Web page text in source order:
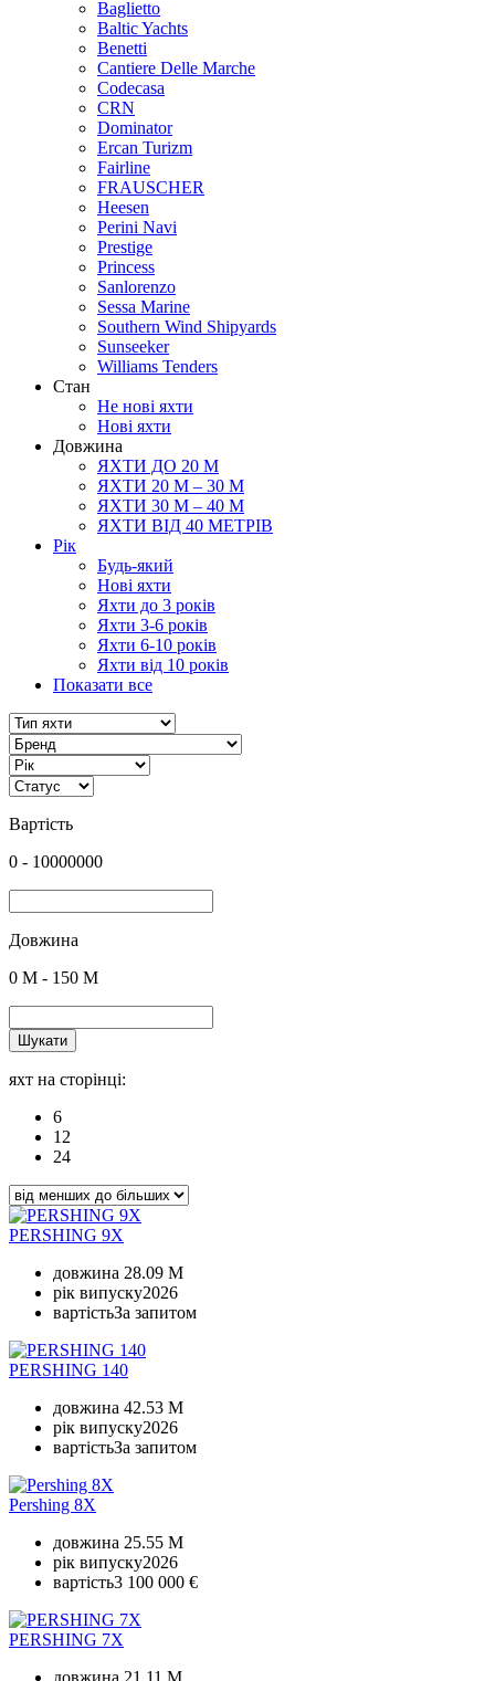
Baglietto
Baltic Yachts
Benetti
Сantiere Delle Marche
Codecasa
CRN
Dominator
Ercan Turizm
Fairline
FRAUSCHER
Heesen
Perini Navi
Prestige
Princess
Sanlorenzo
Sessa Marine
Southern Wind Shipyards
Sunseeker
Williams Tenders
Cтан
Не нові яхти
Нові яхти
Довжина
ЯХТИ ДО 20 М
ЯХТИ 20 М – 30 М
ЯХТИ 30 М – 40 М
ЯХТИ ВІД 40 МЕТРІВ
Рік
Будь-який
Нові яхти
Яхти до 3 років
Яхти 3-6 рокiв
Яхти 6-10 рокiв
Яхти від 10 років
Показати все
Вартість
0 - 10000000
Довжина
0 M - 150 M
Шукати
яхт на сторінці:
6
12
24
PERSHING 9X
довжина 28.09 M
рік випуску2026
вартістьЗа запитом
PERSHING 140
довжина 42.53 M
рік випуску2026
вартістьЗа запитом
Pershing 8X
довжина 25.55 M
рік випуску2026
вартість3 100 000 €
PERSHING 7X
довжина 21.11 M